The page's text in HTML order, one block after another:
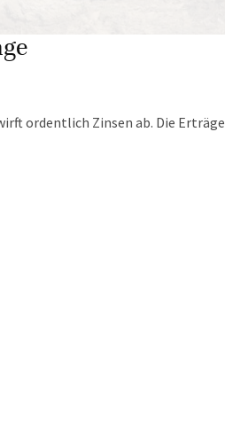
ordentlich Zinsen ab. Die Erträge